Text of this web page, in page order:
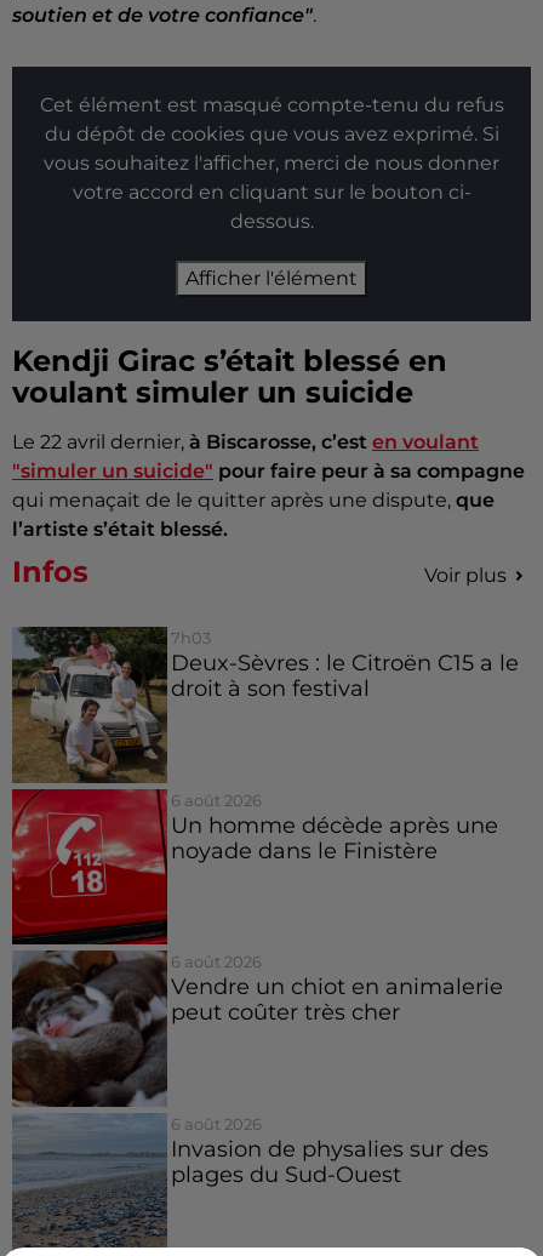
soutien et de votre confiance".
Cet élément est masqué compte-tenu du refus
du dépôt de cookies que vous avez exprimé. Si
vous souhaitez l'afficher, merci de nous donner
votre accord en cliquant sur le bouton ci-
dessous.
Afficher l'élément
Kendji Girac s’était blessé en
voulant simuler un suicide
Le 22 avril dernier, à Biscarosse, c’est en voulant
"simuler un suicide" pour faire peur à sa compagne
qui menaçait de le quitter après une dispute, que
l’artiste s’était blessé.
Infos Voir plus
7h03
Deux-Sèvres : le Citroën C15 a le
droit à son festival
6 août 2026
Un homme décède après une
noyade dans le Finistère
6 août 2026
Vendre un chiot en animalerie
peut coûter très cher
6 août 2026
Invasion de physalies sur des
plages du Sud-Ouest